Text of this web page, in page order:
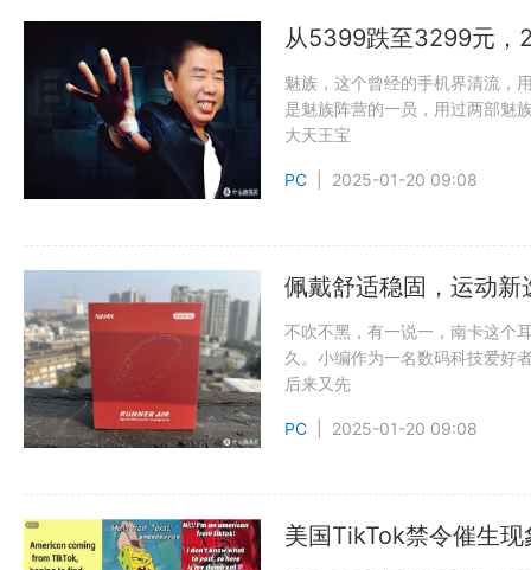
从5399跌至3299元，
魅族，这个曾经的手机界清流，
是魅族阵营的一员，用过两部魅
大天王宝
PC | 2025-01-20 09:08
佩戴舒适稳固，运动新
不吹不黑，有一说一，南卡这个
久。小编作为一名数码科技爱好
后来又先
PC | 2025-01-20 09:08
美国TikTok禁令催生